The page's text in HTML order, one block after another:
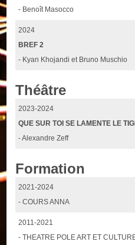
- Benoît Masocco
2024
BREF 2
- Kyan Khojandi et Bruno Muschio
Théâtre
2023-2024
QUE SUR TOI SE LAMENTE LE
- Alexandre Zeff
Formation
2021-2024
- COURS ANNA
2011-2021
- THEATRE POLE ART ET